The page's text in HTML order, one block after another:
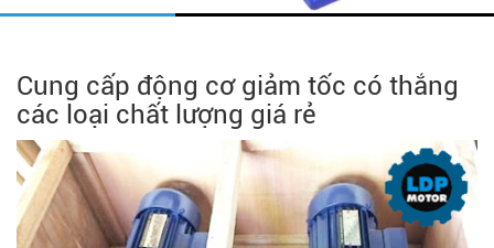
Cung cấp động cơ giảm tốc có thắng
các loại chất lượng giá rẻ